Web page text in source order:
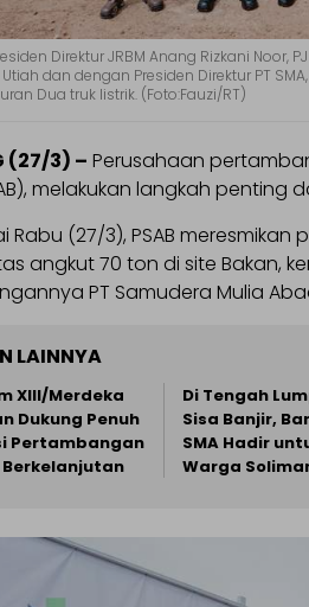
Direktur JRBM Anang Rizkani Noor,
dan dengan Presiden Direktur PT
Dua truk listrik. (Foto:Fauzi/RT)
(27/3) – Perusahaan
melakukan langkah
Rabu (27/3), PSAB meresmikan
angkut 70 ton di site Bakan,
PT Samudera Mulia
LAINNYA
XIII/Merdeka
Dukung Penuh
Pertambangan
Berkelanjutan
Di Tengah
Sisa Banjir,
SMA Hadir
Warga